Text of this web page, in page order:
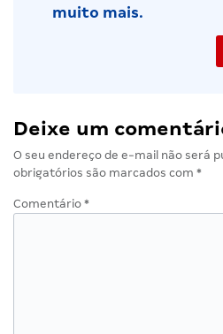
muito mais.
Deixe um
O seu endereço de e-mail não será
obrigatórios são marcados com *
Comentário *